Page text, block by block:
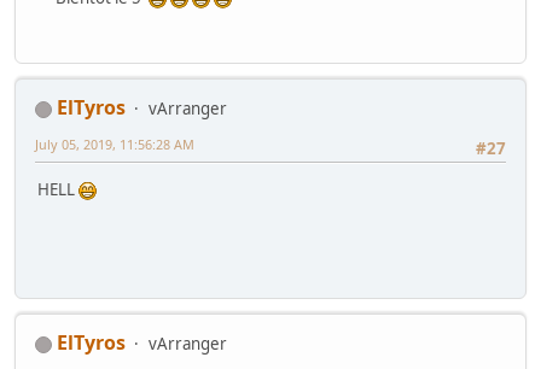
ElTyros
vArranger
#27
July 05, 2019, 11:56:28 AM
HELL
ElTyros
vArranger